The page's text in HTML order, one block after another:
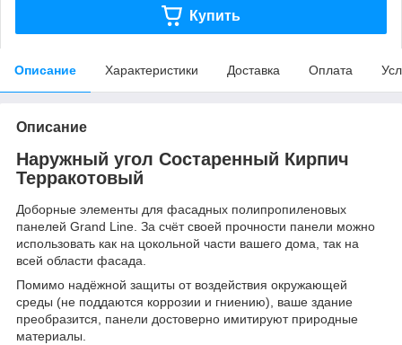
Купить
Описание Характеристики Доставка Оплата
Описание
Наружный угол Состаренный Кирпич
Терракотовый
Доборные элементы для фасадных полипропиленовых
панелей Grand Line. За счёт своей прочности панели можно
использовать как на цокольной части вашего дома, так на
всей области фасада.
Помимо надёжной защиты от воздействия окружающей
среды (не поддаются коррозии и гниению), ваше здание
преобразится, панели достоверно имитируют природные
материалы.